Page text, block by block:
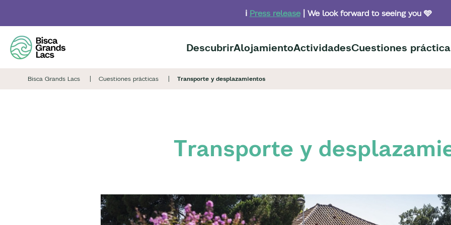
main
content
ℹ️ Press release| We look forward to seeing you 🩵
DescubrirAlojamientoActividadesCuestiones
Bisca Grands Lacs Cuestiones prácticas Transporte y desplazamientos
Transporte y